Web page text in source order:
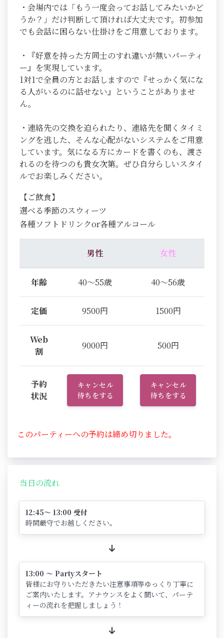
・会場内では「もう一度会ってお話してみたいかど
うか？」だけ判断して頂ければ大丈夫です。初参加
でも会話に困らない仕掛けをご用意しております。
・『好意を持った方同士のすれ違いが無いパーティ
ー』を実現しています。
1対1で全員の方とお話しますので『せっかく気にな
る人がいるのに話せない』ということがありませ
ん。
・連絡先の交換を迫られたり、連絡先を聞くタイミ
ングを逃した、そんな心配がないシステムをご用意
しています。気になる方にカードを書くのも、渡さ
れるのを待つのも貴女次第。ぜひ自分らしいスタイ
ルでお楽しみください。
【ご飲食】
選べる季節のスウィーツ
各種ソフトドリンクor各種アルコール
男性 女性
年齢 40～55歳 40～56歳
定価 9500円 1500円
Web
割
9000円 500円
予約
状況
キャンセル
待ちをする
キャンセル
待ちをする
このパーティーへの予約は締め切りました。
当日の流れ
12:45～ 13:00 受付
時間厳守でお越しください。
13:00 ～ Partyスタート
皆様にお守りいただきたい注意事項等ゆっくり丁寧に
ご案内いたします。アナウンスをよく聞いて、パーテ
ィーの流れを把握しましょう！